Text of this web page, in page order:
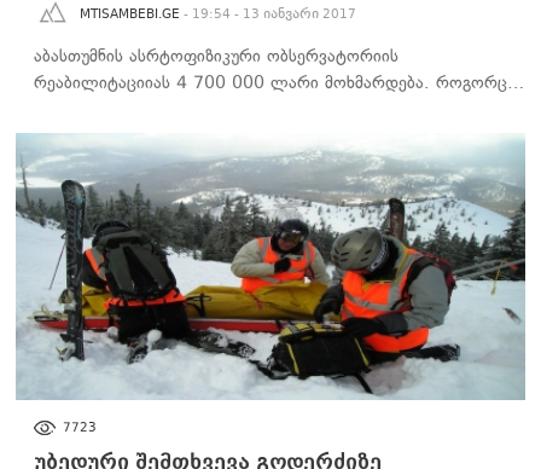
MTISAMBEBI.GE - 19:54 - 13 იანვარი 2017
აბასთუმნის ასრტოფიზიკური ობსერვატორიის
რეაბილიტაციიას 4 700 000 ლარი მოხმარდება. როგორც…
7723
უბედური შემთხვევა გოდერძიზე